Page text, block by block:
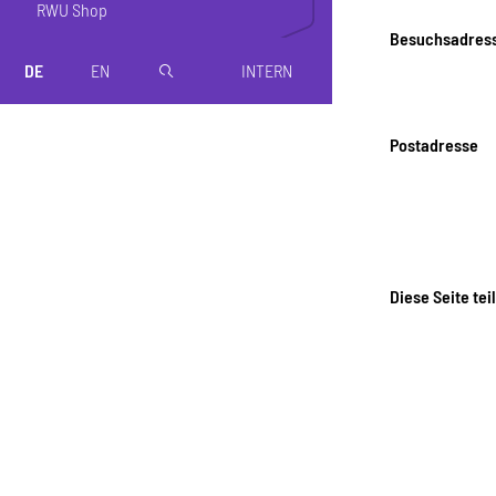
RWU Shop
DE EN magnifier INTERN
Postadresse
Diese Seite